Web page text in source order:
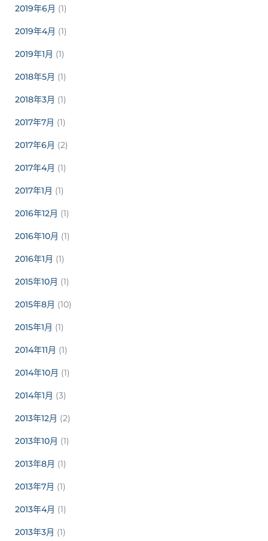
2019年6月 (1)
2019年4月 (1)
2019年1月 (1)
2018年5月 (1)
2018年3月 (1)
2017年7月 (1)
2017年6月 (2)
2017年4月 (1)
2017年1月 (1)
2016年12月 (1)
2016年10月 (1)
2016年1月 (1)
2015年10月 (1)
2015年8月 (10)
2015年1月 (1)
2014年11月 (1)
2014年10月 (1)
2014年1月 (3)
2013年12月 (2)
2013年10月 (1)
2013年8月 (1)
2013年7月 (1)
2013年4月 (1)
2013年3月 (1)